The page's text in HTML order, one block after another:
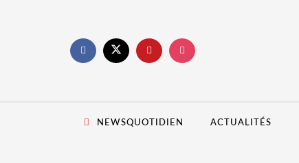
NEWSQUOTIDIEN ACTUALITÉS